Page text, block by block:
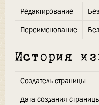
Редактирование
Переименование
История
Создатель страницы
Дата создания страницы